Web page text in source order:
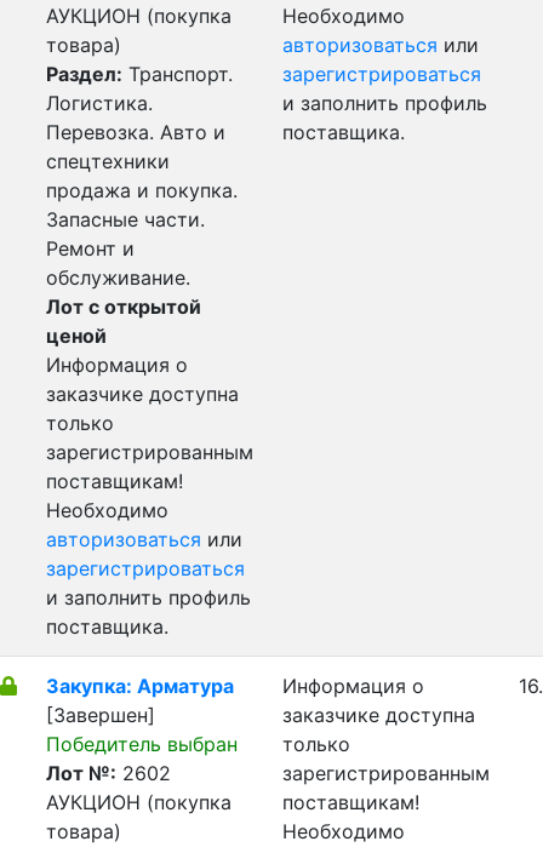
АУКЦИОН (покупка
товара)
Раздел: Транспорт.
Логистика.
Перевозка. Авто и
спецтехники
продажа и покупка.
Запасные части.
Ремонт и
обслуживание.
Лот с открытой
ценой
Информация о
заказчике доступна
только
зарегистрированным
поставщикам!
Необходимо
авторизоваться или
зарегистрироваться
и заполнить профиль
поставщика.
Необходимо
авторизоваться или
зарегистрироваться
и заполнить профиль
поставщика.
Закупка: Арматура
[Завершен]
Победитель выбран
Лот №: 2602
АУКЦИОН (покупка
товара)
Информация о
заказчике доступна
только
зарегистрированным
поставщикам!
Необходимо